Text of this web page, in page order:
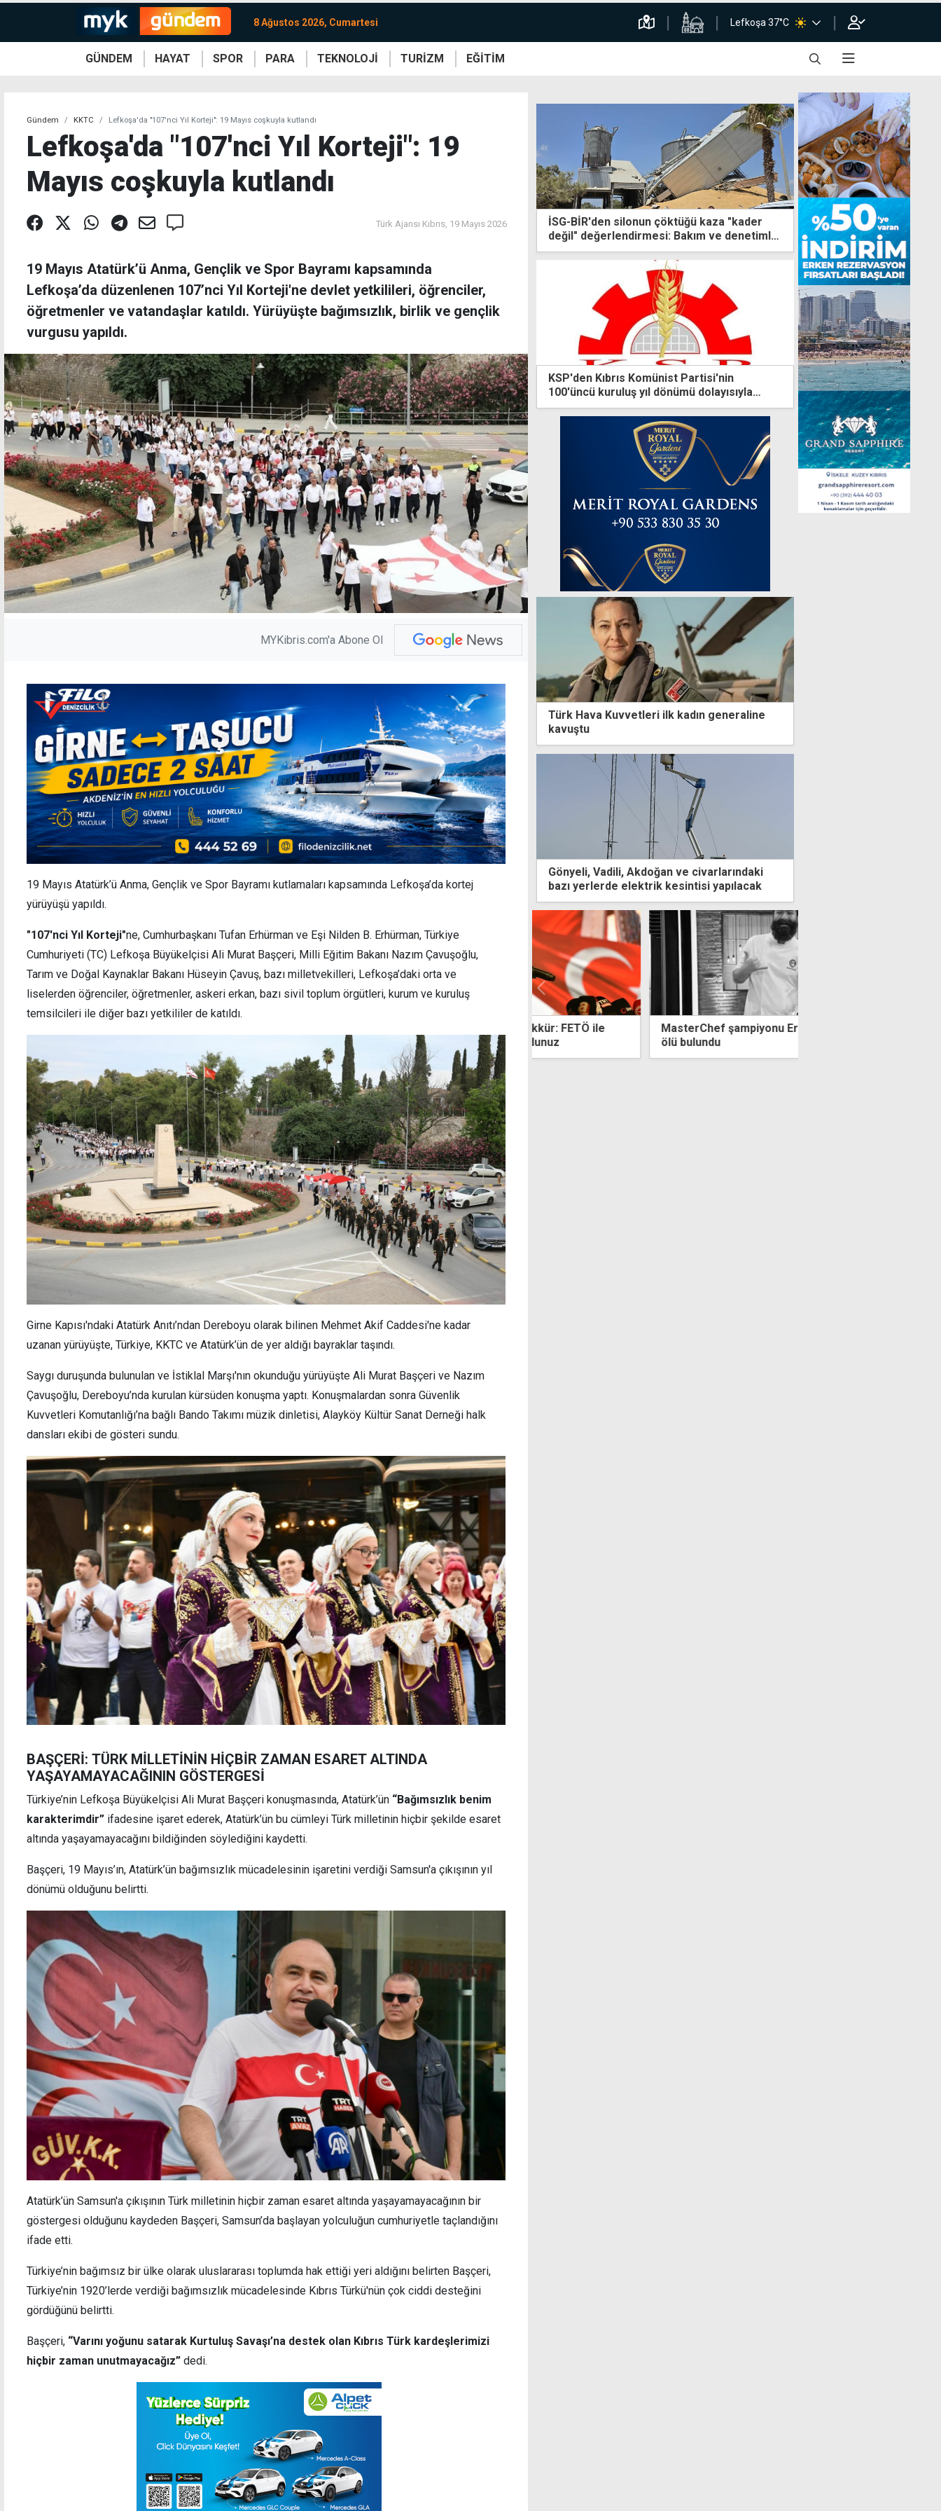
8 Ağustos 2026, Cumartesi Lefkoşa 37°C
GÜNDEM HAYAT SPOR PARA TEKNOLOJİ TURİZM EĞİTİM
Gündem KKTC Lefkoşa'da "107'nci Yıl Korteji": 19 Mayıs coşkuyla kutlandı
Lefkoşa'da "107'nci Yıl Korteji": 19
Mayıs coşkuyla kutlandı
Türk Ajansı Kıbrıs, 19 Mayıs 2026
19 Mayıs Atatürk’ü Anma, Gençlik ve Spor Bayramı kapsamında
Lefkoşa’da düzenlenen 107’nci Yıl Korteji'ne devlet yetkilileri, öğrenciler,
öğretmenler ve vatandaşlar katıldı. Yürüyüşte bağımsızlık, birlik ve gençlik
vurgusu yapıldı.
MYKibris.com'a Abone Ol
19 Mayıs Atatürk’ü Anma, Gençlik ve Spor Bayramı kutlamaları kapsamında Lefkoşa’da kortej
yürüyüşü yapıldı.
"107'nci Yıl Korteji"ne, Cumhurbaşkanı Tufan Erhürman ve Eşi Nilden B. Erhürman, Türkiye
Cumhuriyeti (TC) Lefkoşa Büyükelçisi Ali Murat Başçeri, Milli Eğitim Bakanı Nazım Çavuşoğlu,
Tarım ve Doğal Kaynaklar Bakanı Hüseyin Çavuş, bazı milletvekilleri, Lefkoşa’daki orta ve
liselerden öğrenciler, öğretmenler, askeri erkan, bazı sivil toplum örgütleri, kurum ve kuruluş
temsilcileri ile diğer bazı yetkililer de katıldı.
Girne Kapısı'ndaki Atatürk Anıtı’ndan Dereboyu olarak bilinen Mehmet Akif Caddesi'ne kadar
uzanan yürüyüşte, Türkiye, KKTC ve Atatürk’ün de yer aldığı bayraklar taşındı.
Saygı duruşunda bulunulan ve İstiklal Marşı'nın okunduğu yürüyüşte Ali Murat Başçeri ve Nazım
Çavuşoğlu, Dereboyu’nda kurulan kürsüden konuşma yaptı. Konuşmalardan sonra Güvenlik
Kuvvetleri Komutanlığı’na bağlı Bando Takımı müzik dinletisi, Alayköy Kültür Sanat Derneği halk
dansları ekibi de gösteri sundu.
BAŞÇERİ: TÜRK MİLLETİNİN HİÇBİR ZAMAN ESARET ALTINDA
YAŞAYAMAYACAĞININ GÖSTERGESİ
Türkiye’nin Lefkoşa Büyükelçisi Ali Murat Başçeri konuşmasında, Atatürk’ün “Bağımsızlık benim
karakterimdir” ifadesine işaret ederek, Atatürk’ün bu cümleyi Türk milletinin hiçbir şekilde esaret
altında yaşayamayacağını bildiğinden söylediğini kaydetti.
Başçeri, 19 Mayıs’ın, Atatürk’ün bağımsızlık mücadelesinin işaretini verdiği Samsun'a çıkışının yıl
dönümü olduğunu belirtti.
Atatürk’ün Samsun'a çıkışının Türk milletinin hiçbir zaman esaret altında yaşayamayacağının bir
göstergesi olduğunu kaydeden Başçeri, Samsun’da başlayan yolculuğun cumhuriyetle taçlandığını
ifade etti.
Türkiye’nin bağımsız bir ülke olarak uluslararası toplumda hak ettiği yeri aldığını belirten Başçeri,
Türkiye’nin 1920’lerde verdiği bağımsızlık mücadelesinde Kıbrıs Türkü'nün çok ciddi desteğini
gördüğünü belirtti.
Başçeri, “Varını yoğunu satarak Kurtuluş Savaşı’na destek olan Kıbrıs Türk kardeşlerimizi
hiçbir zaman unutmayacağız” dedi.
İSG-BİR'den silonun çöktüğü kaza "kader
değil" değerlendirmesi: Bakım ve denetimle
önlenebilirdi
KSP'den Kıbrıs Komünist Partisi'nin
100'üncü kuruluş yıl dönümü dolayısıyla
bildiri
Türk Hava Kuvvetleri ilk kadın generaline
kavuştu
Gönyeli, Vadili, Akdoğan ve civarlarındaki
bazı yerlerde elektrik kesintisi yapılacak
mücadelede yanımızda oldunuz
MasterChef şampiyonu Eren Kaşıkçı evinde
ölü bulundu
Yılmaz'dan 20 Temmuz mesajı